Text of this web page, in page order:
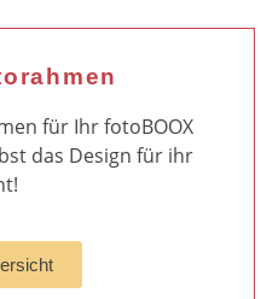
für Ihr fotoBOOX
das Design für ihr